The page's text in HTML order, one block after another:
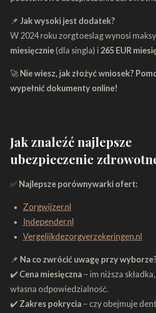
📌 Jak wysoki jest dodatek?
W 2024 roku zorgtoeslag wynosi
miesięcznie (dla singla) i 265 EUR
🚀 Nie wiesz, jak złożyć wniosek?
wypełnić dokumenty online!
Jak znaleźć najlepsze
ubezpieczenie
✅ Najlepsze porównywarki ofert:
Zorgwijzer.nl
Independer.nl
Vergelijkdezorgverzekeringen.nl
📌 Na co zwrócić uwagę przy
✔️ Cena miesięczna – im niższa
własna odpowiedzialność.
✔️ Zakres pokrycia – czy obejmuje